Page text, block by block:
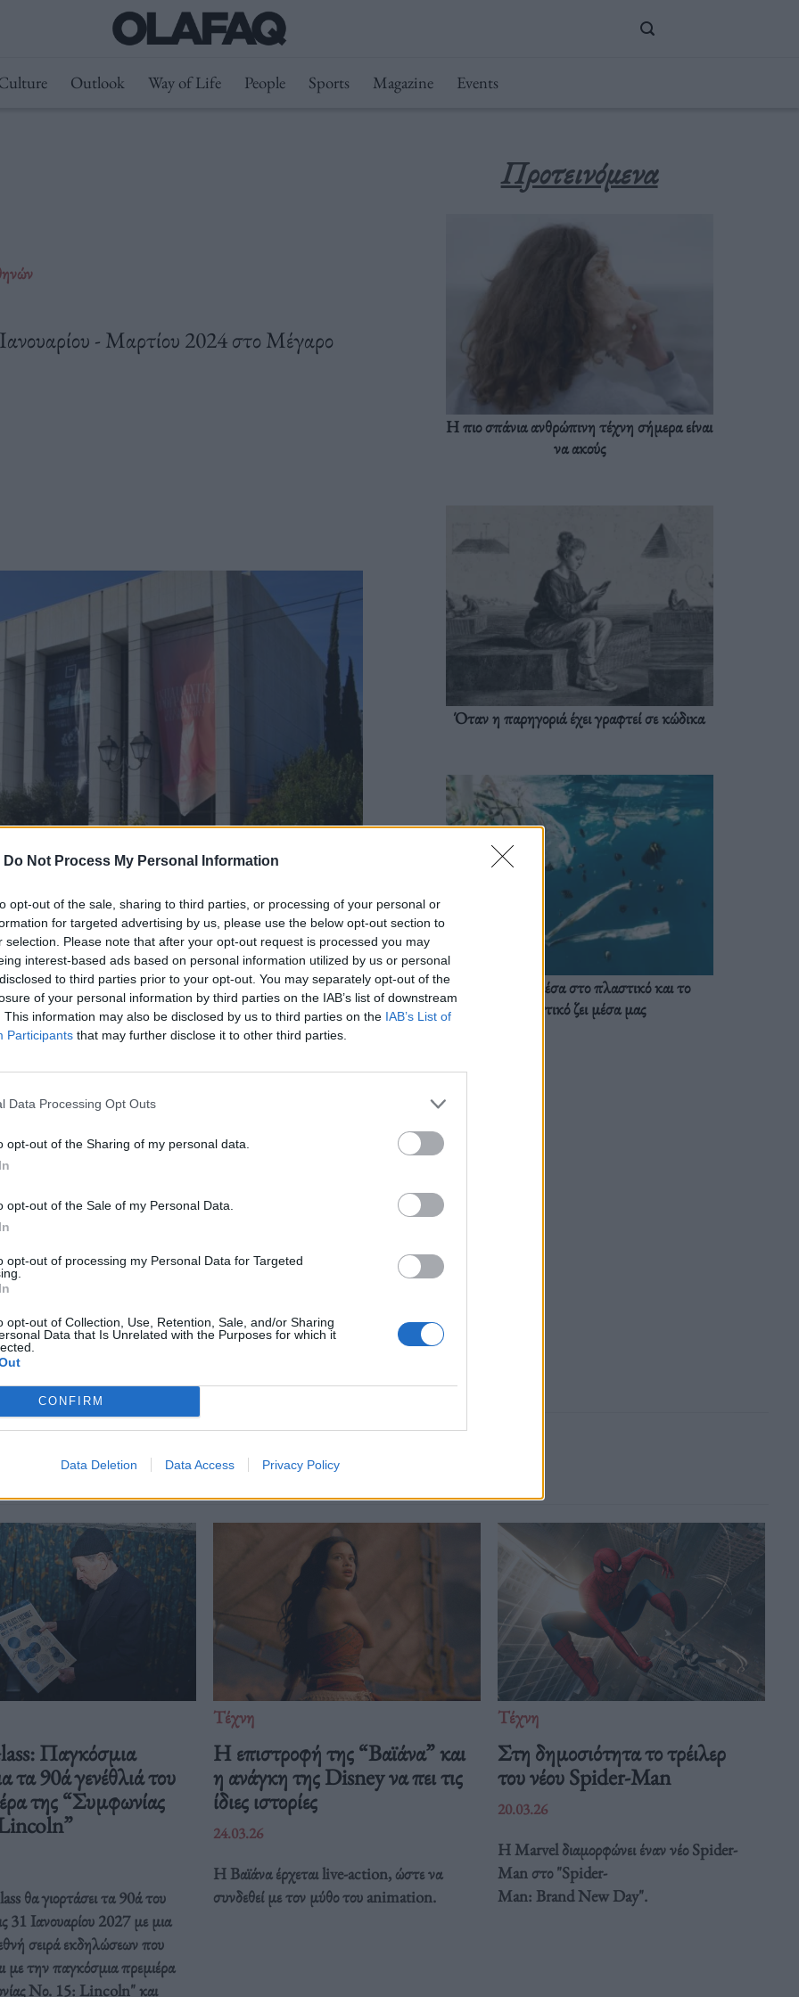
Do Not Process My Personal Information
opt-out of the sale, sharing to third parties, or processing of your personal or
for targeted advertising by us, please use the below opt-out section to
selection. Please note that after your opt-out request is processed you may
interest-based ads based on personal information utilized by us or personal
to third parties prior to your opt-out. You may separately opt-out of the
of your personal information by third parties on the IAB’s list of downstream
This information may also be disclosed by us to third parties on the IAB’s List of
Participants that may further disclose it to other third parties.
Data Processing Opt Outs
opt-out of the Sharing of my personal data.
opt-out of the Sale of my Personal Data.
opt-out of processing my Personal Data for Targeted
opt-out of Collection, Use, Retention, Sale, and/or Sharing
Data that Is Unrelated with the Purposes for which it
CONFIRM
Data Deletion Data Access Privacy Policy
Outlook Way of Life People Sports Magazine Events
- Μαρτίου 2024 στο Μέγαρο
– Μαρτίου 2024 στο
Πρόγραμμα,Μέγαρο Πρόγραμμα ,πρόγραμμα Μέαγαρο
Προτεινόμενα
Η πιο σπάνια ανθρώπινη τέχνη σήμερα είναι
να ακούς
Όταν η παρηγοριά έχει γραφτεί σε κώδικα
Ζούμε ήδη μέσα στο πλαστικό και το
πλαστικό ζει μέσα μας
Δείτε επίσης
Παγκόσμια
τα 90ά γενέθλιά του
της “Συμφωνίας
θα γιορτάσει τα 90ά του
31 Ιανουαρίου 2027 με μια
σειρά εκδηλώσεων που
με την παγκόσμια πρεμιέρα
Νο. 15: Lincoln" και
Τέχνη
Η επιστροφή της “Βαϊάνα” και
η ανάγκη της Disney να πει τις
ίδιες ιστορίες
24.03.26
Η Βαϊάνα έρχεται live-action, ώστε να
συνδεθεί με τον μύθο του animation.
Τέχνη
Στη δημοσιότητα το τρέιλερ
του νέου Spider-Man
20.03.26
Η Marvel διαμορφώνει έναν νέο Spider-
Man στο "Spider-
Man: Brand New Day".